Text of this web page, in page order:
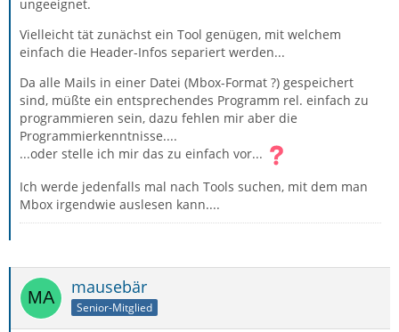
ungeeignet.
Vielleicht tät zunächst ein Tool genügen, mit welchem
einfach die Header-Infos separiert werden...
Da alle Mails in einer Datei (Mbox-Format ?) gespeichert
sind, müßte ein entsprechendes Programm rel. einfach zu
programmieren sein, dazu fehlen mir aber die
Programmierkenntnisse....
...oder stelle ich mir das zu einfach vor...
Ich werde jedenfalls mal nach Tools suchen, mit dem man
Mbox irgendwie auslesen kann....
mausebär
Senior-Mitglied